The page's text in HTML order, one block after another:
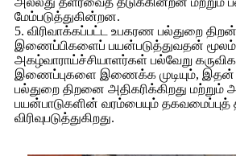
மேம்படுத்துகின்றன.
5. விரிவாக்கப்பட்ட உபகரண பல்துறை
இணைப்பிகளைப் பயன்படுத்துவதன்
அகழ்வாராய்ச்சியாளர்கள் பல்வேறு
இணைப்புகளை இணைக்க முடியும், இதன்
பல்துறை திறனை அதிகரிக்கிறது மற்றும்
பயன்பாடுகளின் வரம்பையும்
விரிவுபடுத்துகிறது.